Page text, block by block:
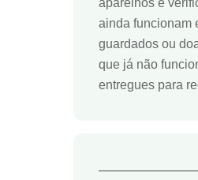
aparelhos e
ainda funcionam
guardados ou
que já não
entregues para